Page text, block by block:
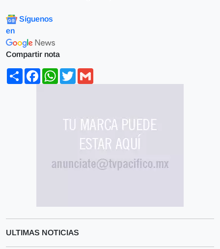
Síguenos
en
Compartir nota
ShareFacebookWhatsApp
Twitter
ULTIMAS NOTICIAS